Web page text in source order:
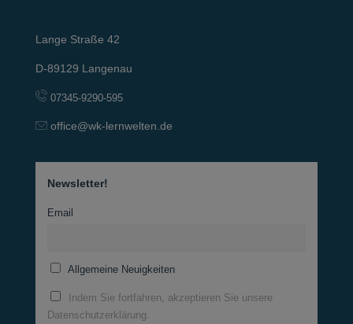
Lange Straße 42
D-89129 Langenau
07345-9290-595
office@wk-lernwelten.de
Newsletter!
Email
Allgemeine Neuigkeiten
Indem Sie fortfahren, akzeptieren Sie unsere
Datenschutzerklärung.